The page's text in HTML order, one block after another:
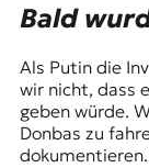
Bald
Als Putin die
wir nicht, dass
geben würde.
Donbas zu
dokumentieren.